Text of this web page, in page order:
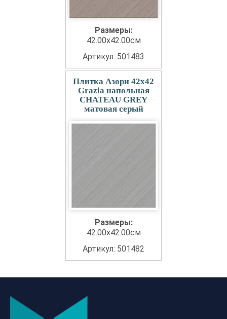
Размеры:
42.00x42.00см
Артикул: 501483
Плитка Азори 42x42
Grazia напольная
CHATEAU GREY
матовая серый
Размеры:
42.00x42.00см
Артикул: 501482